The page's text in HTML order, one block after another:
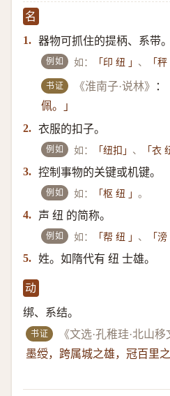
名
1. 器物可抓住的提柄、系带。
例如 如： 「印 纽 」 、 「秤
书证 《淮南子·说林》 ：
佩。」
2. 衣服的扣子。
例如 如： 「纽扣」 、 「衣
3. 控制事物的关键或机键。
例如 如： 「枢 纽 」。
4. 声 纽 的简称。
例如 如： 「帮 纽 」 、 「滂
5. 姓。如隋代有 纽 士雄。
动
绑、系结。
书证 《文选·孔稚珪·北山移
墨绶，跨属城之雄，冠百里之